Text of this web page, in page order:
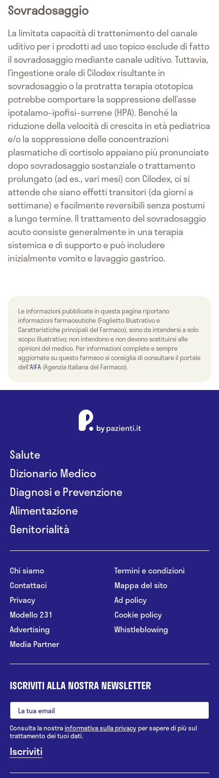
Sovradosaggio
La limitata capacità di trattenimento del canale
uditivo per i prodotti ad uso topico esclude di fatto
il sovradosaggio mediante canale uditivo. Tuttavia,
l’ingestione orale di Cilodex risultante in
sovradosaggio o la protratta terapia ototopica
potrebbe comportare la soppressione dell’asse
ipotalamo–ipofisi–surrene (HPA). Benché la
riduzione della velocità di crescita in età pediatrica
e/o la soppressione delle concentrazioni
plasmatiche di cortisolo appaiano più pronunciate
dopo sovradosaggio sostanziale o trattamento
prolungato (ad es., vari mesi) con Cilodex, ci si
attende che siano effetti transitori (da giorni a
settimane) e facilmente reversibili senza postumi
a lungo termine. Il trattamento del sovradosaggio
acuto consiste generalmente in una terapia
sistemica e di supporto e può includere
inizialmente vomito e lavaggio gastrico.
Le informazioni pubblicate in questa pagina riportano
informazioni farmaceutiche (Foglietto Illustrativo e
Caratteristiche principali del Farmaco), sono da intendersi a solo
scopo illustrativo; non intendono e non devono sostituirsi alle
opinioni del medico. Per informazioni complete e sempre
aggiornate su questo farmaco si consiglia di consultare il portale
dell'AIFA (Agenzia Italiana del Farmaco).
Salute
Dizionario Medico
Diagnosi e Prevenzione
Alimentazione
Genitorialità
Chi siamo
Contattaci
Privacy
Modello 231
Advertising
Media Partner
Termini e condizioni
Mappa del sito
Ad policy
Cookie policy
Whistleblowing
ISCRIVITI ALLA NOSTRA NEWSLETTER
Consulta la nostrainformativa sulla privacy per sapere di più sul
trattamento dei tuoi dati.